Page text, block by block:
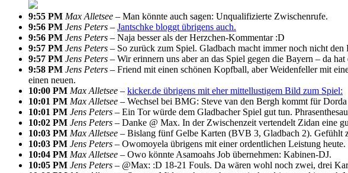
9:55 PM Max Alletsee – Man könnte auch sagen: Unqualifizierte Zwischenrufe.
9:56 PM Jens Peters – Jantschke bloggt übrigens auch.
9:56 PM Jens Peters – Naja besser als der Herzchen-Kommentar :D
9:57 PM Jens Peters – So zurück zum Spiel. Gladbach macht immer noch nicht
9:57 PM Jens Peters – Wir erinnern uns aber an das Spiel gegen die Bayern – da
9:58 PM Jens Peters – Friend mit einen schönen Kopfball, aber Weidenfeller mit
einen neuen.
10:00 PM Max Alletsee – kicker.de übrigens mit eher mittellustigem Bild zum Spiel:
10:01 PM Max Alletsee – Wechsel bei BMG: Steve van den Bergh kommt für
10:01 PM Jens Peters – Ein Tor würde dem Gladbacher Spiel gut tun.
10:02 PM Jens Peters – Danke @ Max. In der Zwischenzeit vertendelt Zidan eine
10:03 PM Max Alletsee – Bislang fünf Gelbe Karten (BVB 3, Gladbach 2). Gefühlt
10:03 PM Jens Peters – Owomoyela übrigens mit einer ordentlichen Leistung
10:04 PM Max Alletsee – Owo könnte Asamoahs Job übernehmen: Kabinen-DJ.
10:05 PM Jens Peters – @Max: :D 18-21 Fouls. Da wären wohl noch zwei, drei